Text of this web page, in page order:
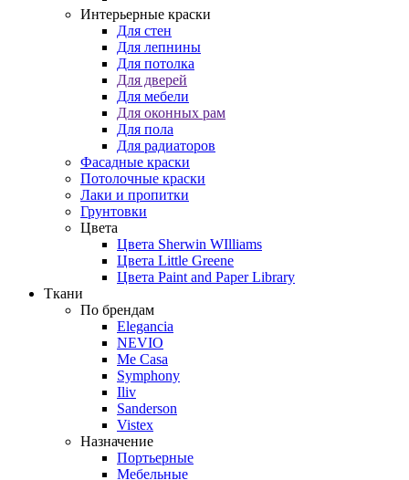
Интерьерные краски
Для стен
Для лепнины
Для потолка
Для дверей
Для мебели
Для оконных рам
Для пола
Для радиаторов
Фасадные краски
Потолочные краски
Лаки и пропитки
Грунтовки
Цвета
Цвета Sherwin WIlliams
Цвета Little Greene
Цвета Paint and Paper Library
Ткани
По брендам
Elegancia
NEVIO
Me Casa
Symphony
Iliv
Sanderson
Vistex
Назначение
Портьерные
Мебельные